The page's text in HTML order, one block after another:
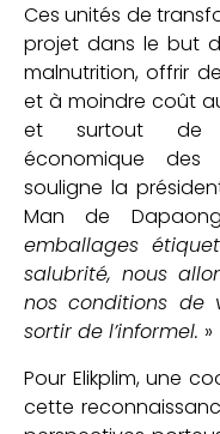
Ces unités de
projet dans le but
malnutrition, offrir
et à moindre coût
et surtout de
économique des
souligne la
Man de
emballages
salubrité, nous
nos conditions de
sortir de l’informel. »
Pour Elikplim, une
cette